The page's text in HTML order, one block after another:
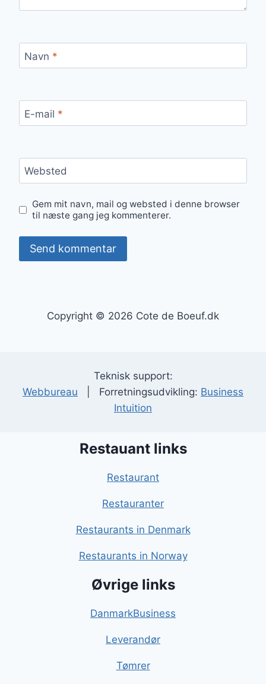
Navn *
E-mail *
Websted
Gem mit navn, mail og websted i denne browser
til næste gang jeg kommenterer.
Copyright © 2026 Cote de Boeuf.dk
Teknisk support:
Webbureau | Forretningsudvikling: Business
Intuition
Restauant links
Restaurant
Restauranter
Restaurants in Denmark
Restaurants in Norway
Øvrige links
DanmarkBusiness
Leverandør
Tømrer